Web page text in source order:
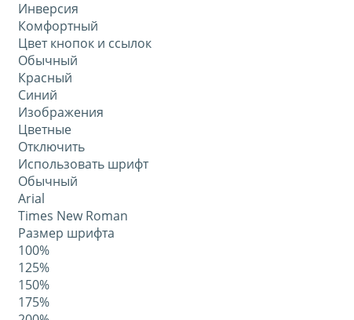
Инверсия
Комфортный
Цвет кнопок и ссылок
Обычный
Красный
Синий
Изображения
Цветные
Отключить
Использовать шрифт
Обычный
Arial
Times New Roman
Размер шрифта
100%
125%
150%
175%